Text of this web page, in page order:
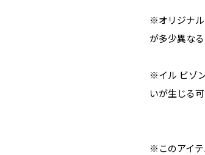
※オリジナル
が多少異な
※イル ビゾ
いが生じる
※このアイテ